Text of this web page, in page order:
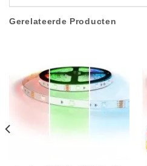
Gerelateerde Producten